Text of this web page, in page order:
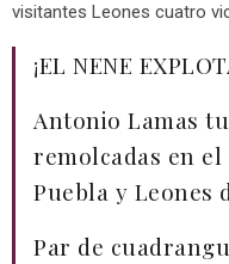
visitantes Leones cuatro
¡EL NENE
Antonio Lamas
remolcadas en
Puebla y Leones
Par de